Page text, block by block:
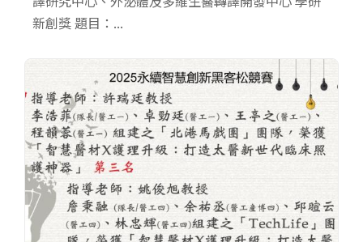
新創獎 題目：...